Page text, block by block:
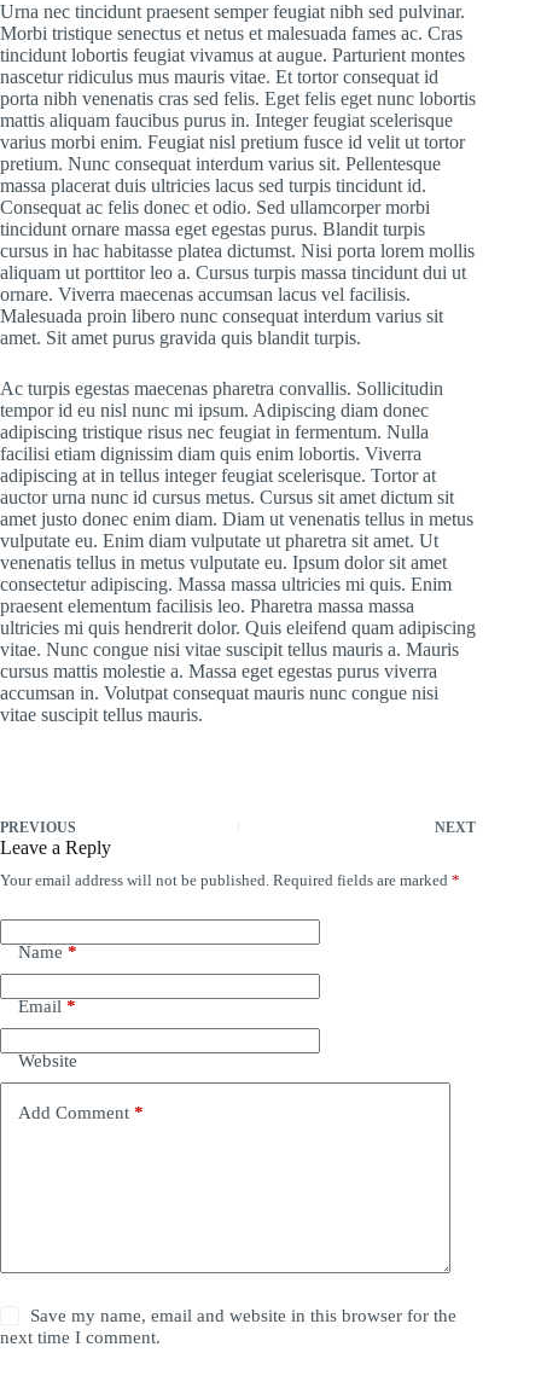
Urna nec tincidunt praesent semper feugiat nibh sed pulvinar.
Morbi tristique senectus et netus et malesuada fames ac. Cras
tincidunt lobortis feugiat vivamus at augue. Parturient montes
nascetur ridiculus mus mauris vitae. Et tortor consequat id
porta nibh venenatis cras sed felis. Eget felis eget nunc lobortis
mattis aliquam faucibus purus in. Integer feugiat scelerisque
varius morbi enim. Feugiat nisl pretium fusce id velit ut tortor
pretium. Nunc consequat interdum varius sit. Pellentesque
massa placerat duis ultricies lacus sed turpis tincidunt id.
Consequat ac felis donec et odio. Sed ullamcorper morbi
tincidunt ornare massa eget egestas purus. Blandit turpis
cursus in hac habitasse platea dictumst. Nisi porta lorem mollis
aliquam ut porttitor leo a. Cursus turpis massa tincidunt dui ut
ornare. Viverra maecenas accumsan lacus vel facilisis.
Malesuada proin libero nunc consequat interdum varius sit
amet. Sit amet purus gravida quis blandit turpis.
Ac turpis egestas maecenas pharetra convallis. Sollicitudin
tempor id eu nisl nunc mi ipsum. Adipiscing diam donec
adipiscing tristique risus nec feugiat in fermentum. Nulla
facilisi etiam dignissim diam quis enim lobortis. Viverra
adipiscing at in tellus integer feugiat scelerisque. Tortor at
auctor urna nunc id cursus metus. Cursus sit amet dictum sit
amet justo donec enim diam. Diam ut venenatis tellus in metus
vulputate eu. Enim diam vulputate ut pharetra sit amet. Ut
venenatis tellus in metus vulputate eu. Ipsum dolor sit amet
consectetur adipiscing. Massa massa ultricies mi quis. Enim
praesent elementum facilisis leo. Pharetra massa massa
ultricies mi quis hendrerit dolor. Quis eleifend quam adipiscing
vitae. Nunc congue nisi vitae suscipit tellus mauris a. Mauris
cursus mattis molestie a. Massa eget egestas purus viverra
accumsan in. Volutpat consequat mauris nunc congue nisi
vitae suscipit tellus mauris.
PREVIOUS NEXT
Leave a Reply
Your email address will not be published. Required fields are marked *
Name *
Email *
Website
Add Comment *
Save my name, email and website in this browser for the
next time I comment.